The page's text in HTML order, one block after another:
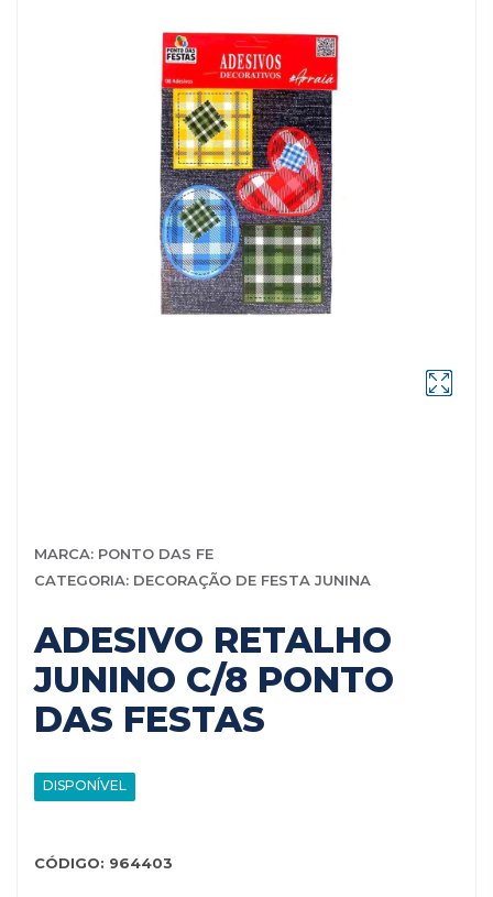
MARCA: PONTO DAS FE
CATEGORIA: DECORAÇÃO DE FESTA JUNINA
ADESIVO RETALHO
JUNINO C/8 PONTO
DAS FESTAS
DISPONÍVEL
CÓDIGO: 964403